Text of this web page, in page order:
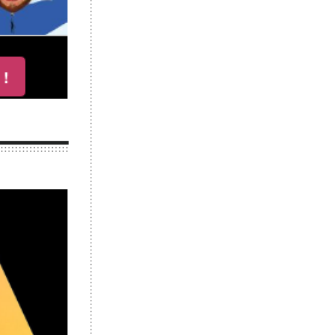
!